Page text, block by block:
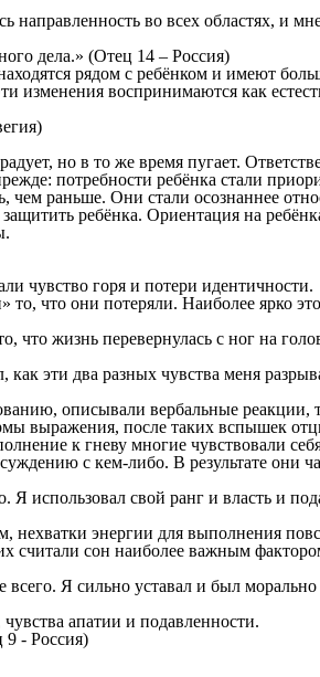
направленность во всех областях, и
дела.» (Отец 14 – Россия)
рядом с ребёнком и имеют
изменения воспринимаются как
но в то же время пугает.
потребности ребёнка стали
раньше. Они стали осознаннее
ребёнка. Ориентация на
чувство горя и потери идентичности.
что они потеряли. Наиболее ярко
жизнь перевернулась с ног на
как эти два разных чувства меня
описывали вербальные реакции,
выражения, после таких вспышек
к гневу многие чувствовали
с кем-либо. В результате они
Я использовал свой ранг и власть и
нехватки энергии для выполнения
считали сон наиболее важным
Я сильно уставал и был
апатии и подавленности.
9 - Россия)